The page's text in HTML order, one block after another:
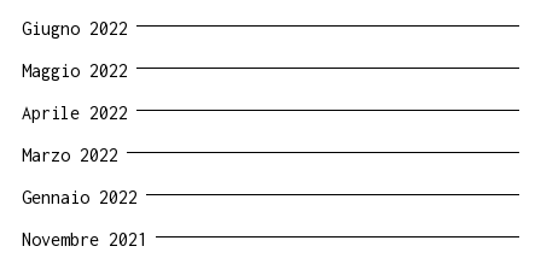
Giugno 2022
Maggio 2022
Aprile 2022
Marzo 2022
Gennaio 2022
Novembre 2021